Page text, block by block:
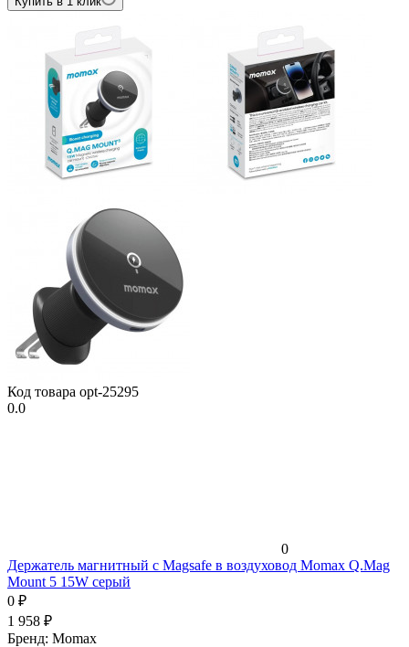
Код товара opt-25295
0.0
0
Держатель магнитный c Magsafe в воздуховод Momax Q.Mag
Mount 5 15W серый
0 ₽
1 958 ₽
Бренд: Momax